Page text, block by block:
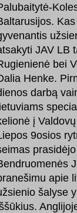
JAV LB
bei
Henke.
darbą
į
9osios
apie
šalyse